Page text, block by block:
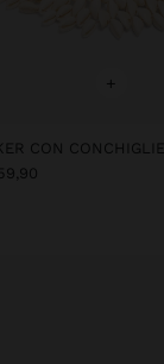
+
CON CONCHIGLIE